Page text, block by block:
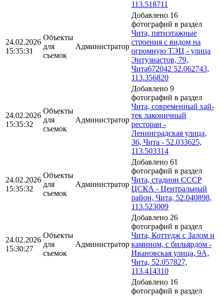
113.518711
24.02.2026
15:35:31
Объекты
для
съемок
Администратор
Добавлено 16
фотографий в раздел
Чита, пятиэтажные
строения с видом на
огромную ТЭЦ - улица
Энтузиастов, 79,
Чита672042 52.062743,
113.356820
24.02.2026
15:35:32
Объекты
для
съемок
Администратор
Добавлено 9
фотографий в раздел
Чита, современный хай-
тек лаконичный
ресторан -
Ленинградская улица,
36, Чита - 52.033625,
113.503314
24.02.2026
15:35:32
Объекты
для
съемок
Администратор
Добавлено 61
фотографий в раздел
Чита, стадион СССР
ЦСКА - Центральный
район, Чита, 52.040898,
113.523009
24.02.2026
15:30:27
Объекты
для
съемок
Администратор
Добавлено 26
фотографий в раздел
Чита, Коттедж с Залом и
камином, с бильярдом -
Ивановская улица, 9А,
Чита, 52.057827,
113.414310
Добавлено 16
фотографий в раздел